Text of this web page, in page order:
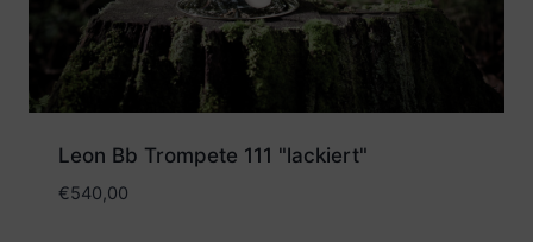
Leon Bb Trompete 111 "lackiert"
€540,00